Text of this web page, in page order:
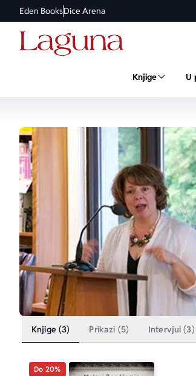
Eden BooksDice Arena
Knjige U
Knjige (3) Prikazi (5) Intervjui (3)
Do 20%